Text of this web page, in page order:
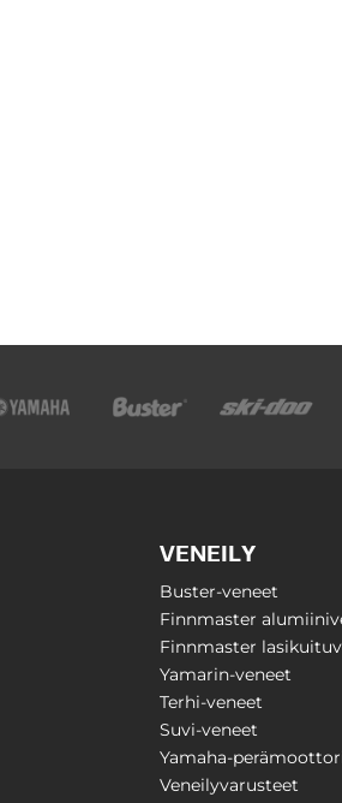
VENEILY
Buster-veneet
Finnmaster
Finnmaster
Yamarin-veneet
Terhi-veneet
Suvi-veneet
Yamaha-
Veneilyvarusteet